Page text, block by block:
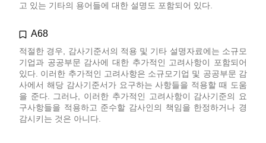
고 있는 기타의 용어들에 대한 설명도 포함되어 있다.
A68
적절한 경우, 감사기준서의 적용 및 기타 설명자료에는 소규모
기업과 공공부문 감사에 대한 추가적인 고려사항이 포함되어
있다. 이러한 추가적인 고려사항은 소규모기업 및 공공부문 감
사에서 해당 감사기준서가 요구하는 사항들을 적용할 때 도움
을 준다. 그러나, 이러한 추가적인 고려사항이 감사기준의 요
구사항들을 적용하고 준수할 감사인의 책임을 한정하거나 경
감시키는 것은 아니다.